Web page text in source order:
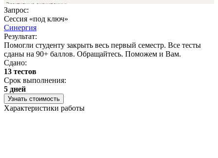
Запрос:
Сессия «под ключ»
Синергия
Результат:
Помогли студенту закрыть весь первый семестр. Все тесты
сданы на 90+ баллов. Обращайтесь. Поможем и Вам.
Сдано:
13 тестов
Срок выполнения:
5 дней
Узнать стоимость
Характеристики работы